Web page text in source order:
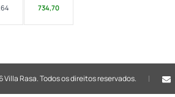
734,70
Villa Rasa.Todos os direitos reservados.